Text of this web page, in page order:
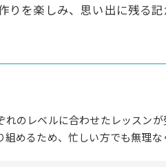
を楽しみ、思い出に残る
れのレベルに合わせたレッスン
めるため、忙しい方でも無理な